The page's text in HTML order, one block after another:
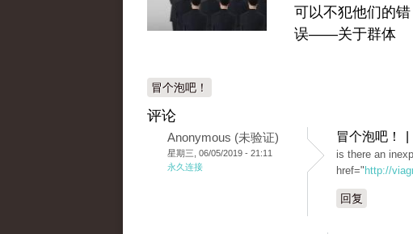
可以不犯他们的错
误——关于群体
冒个泡吧！
评论
Anonymous (未验证)
星期三, 06/05/2019 - 21:11
永久连接
冒个泡吧！ |
is there an
href=" http://
回复